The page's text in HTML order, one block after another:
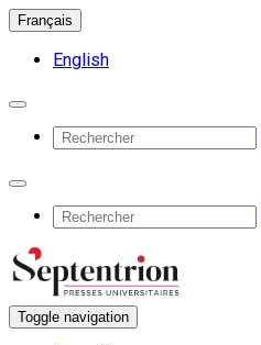
Français
English
Toggle navigation